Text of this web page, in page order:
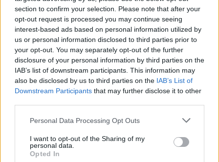
section to confirm your selection. Please note that after your
opt-out request is processed you may continue seeing
interest-based ads based on personal information utilized by
us or personal information disclosed to third parties prior to
your opt-out. You may separately opt-out of the further
disclosure of your personal information by third parties on the
IAB’s list of downstream participants. This information may
also be disclosed by us to third parties on the IAB’s List of
Downstream Participants that may further disclose it to other
Personal Data Processing Opt Outs
I want to opt-out of the Sharing of my
personal data.
Opted In
Εθνική Κορασίδων: Απέναντι
στη Δανία για το 2/2 στο
Ευρωμπάσκετ (live stream)
Όμιλος ΔΕΗ: Νέα συμφωνία για
χαρτοφυλάκιο έργων ΑΠΕ άνω
των 2 GW σε Πολωνία και
Ουγγαρία
Χρηματιστήριο Αθηνών:
ΣΚΑΪ: Ολοκληρώθηκε η θητεία